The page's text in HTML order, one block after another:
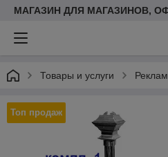
МАГАЗИН ДЛЯ МАГАЗИНОВ,
Товары и услуги
Топ продаж